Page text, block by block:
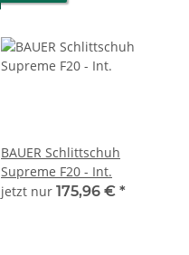
BAUER Schlittschuh
Supreme F20 - Int.
jetzt nur 175,96 € *